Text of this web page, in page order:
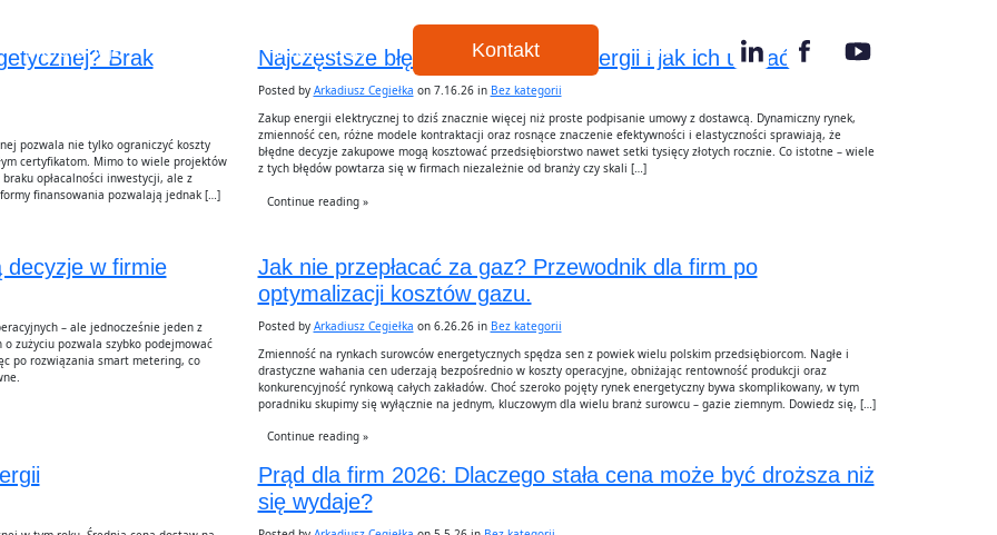
Referencje Aktualności Kontakt EN
Brak
pozwala nie tylko ograniczyć koszty
certyfikatom. Mimo to wiele projektów
opłacalności inwestycji, ale z
finansowania pozwalają jednak […]
Najczęstsze błędy przy zakupie energii i jak ich unikać
Posted by Arkadiusz Cegiełka on 7.16.26 in Bez kategorii
Zakup energii elektrycznej to dziś znacznie więcej niż proste podpisanie umowy z dostawcą. Dynamiczny rynek,
zmienność cen, różne modele kontraktacji oraz rosnące znaczenie efektywności i elastyczności sprawiają, że
błędne decyzje zakupowe mogą kosztować przedsiębiorstwo nawet setki tysięcy złotych rocznie. Co istotne – wiele
z tych błędów powtarza się w firmach niezależnie od branży czy skali […]
Continue reading »
decyzje w firmie
– ale jednocześnie jeden z
o zużyciu pozwala szybko podejmować
po rozwiązania smart metering, co
Jak nie przepłacać za gaz? Przewodnik dla firm po
optymalizacji kosztów gazu.
Posted by Arkadiusz Cegiełka on 6.26.26 in Bez kategorii
Zmienność na rynkach surowców energetycznych spędza sen z powiek wielu polskim przedsiębiorcom. Nagłe i
drastyczne wahania cen uderzają bezpośrednio w koszty operacyjne, obniżając rentowność produkcji oraz
konkurencyjność rynkową całych zakładów. Choć szeroko pojęty rynek energetyczny bywa skomplikowany, w tym
poradniku skupimy się wyłącznie na jednym, kluczowym dla wielu branż surowcu – gazie ziemnym. Dowiedz się, […]
Continue reading »
Prąd dla firm 2026: Dlaczego stała cena może być droższa niż
się wydaje?